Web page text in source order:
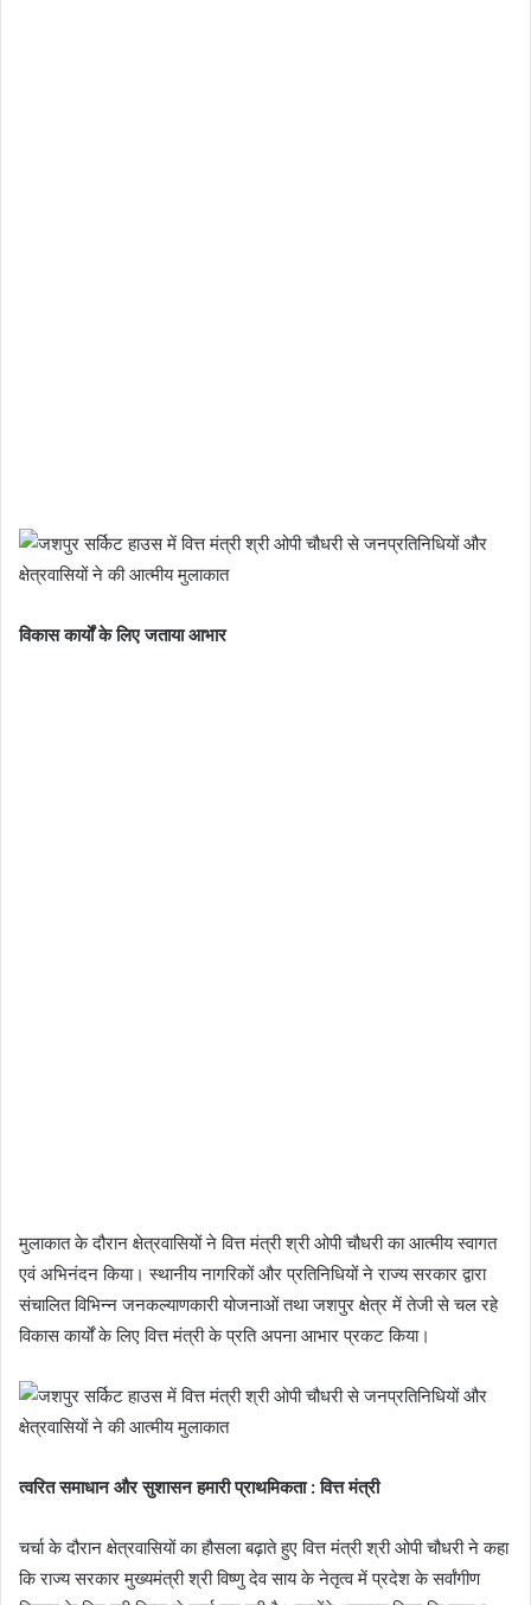
विकास कार्यों के लिए जताया आभार
मुलाकात के दौरान क्षेत्रवासियों ने वित्त मंत्री श्री ओपी चौधरी का आत्मीय स्वागत
एवं अभिनंदन किया। स्थानीय नागरिकों और प्रतिनिधियों ने राज्य सरकार द्वारा
संचालित विभिन्न जनकल्याणकारी योजनाओं तथा जशपुर क्षेत्र में तेजी से चल रहे
विकास कार्यों के लिए वित्त मंत्री के प्रति अपना आभार प्रकट किया।
त्वरित समाधान और सुशासन हमारी प्राथमिकता : वित्त मंत्री
चर्चा के दौरान क्षेत्रवासियों का हौसला बढ़ाते हुए वित्त मंत्री श्री ओपी चौधरी ने कहा
कि राज्य सरकार मुख्यमंत्री श्री विष्णु देव साय के नेतृत्व में प्रदेश के सर्वांगीण